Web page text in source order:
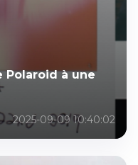
Polaroid à une
2025-09-09 10:40:02